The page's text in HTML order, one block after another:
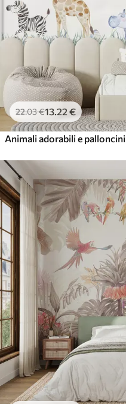
22.03€13 .22 €
Animali adorabili e palloncini